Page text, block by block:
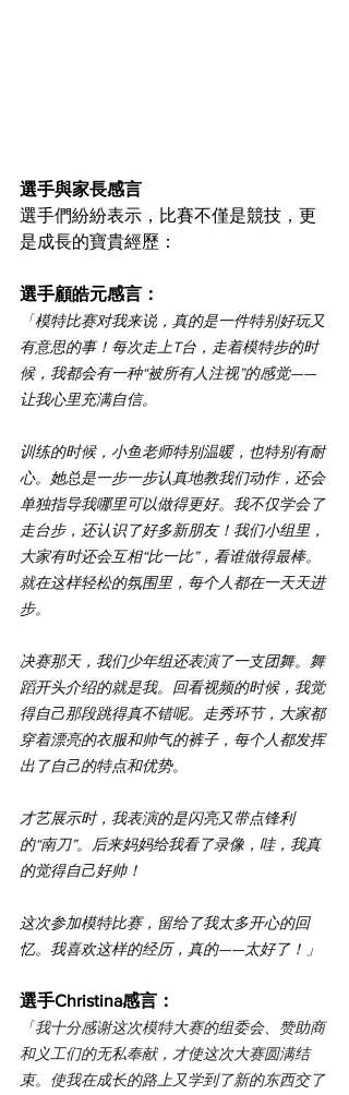
選手與家長感言
選手們紛紛表示，比賽不僅是競技，更
是成長的寶貴經歷：
選手顧皓元感言：
「模特比赛对我来说，真的是一件特别好玩又
有意思的事！每次走上T台，走着模特步的时
候，我都会有一种“被所有人注视”的感觉——
让我心里充满自信。
训练的时候，小鱼老师特别温暖，也特别有耐
心。她总是一步一步认真地教我们动作，还会
单独指导我哪里可以做得更好。我不仅学会了
走台步，还认识了好多新朋友！我们小组里，
大家有时还会互相“比一比”，看谁做得最棒。
就在这样轻松的氛围里，每个人都在一天天进
步。
​决赛那天，我们少年组还表演了一支团舞。舞
蹈开头介绍的就是我。回看视频的时候，我觉
得自己那段跳得真不错呢。走秀环节，大家都
穿着漂亮的衣服和帅气的裤子，每个人都发挥
出了自己的特点和优势。
​才艺展示时，我表演的是闪亮又带点锋利
的“南刀”。后来妈妈给我看了录像，哇，我真
的觉得自己好帅！
这次参加模特比赛，留给了我太多开心的回
忆。我喜欢这样的经历，真的——太好了！ 」
選手Christina感言：
「我十分感谢这次模特大赛的组委会、赞助商
和义工们的无私奉献，才使这次大赛圆满结
束。使我在成长的路上又学到了新的东西交了